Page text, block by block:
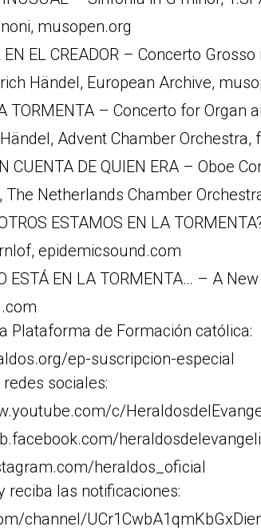
musopen.org
EN EL CREADOR – Concerto
Händel, European Archive,
TORMENTA – Concerto for Organ
Advent Chamber
CUENTA DE QUIEN ERA – Oboe
The Netherlands Chamber
ESTAMOS EN LA
epidemicsound.com
ESTÁ EN LA TORMENTA… – A
Plataforma de Formación católica:
ep-suscripcion-especial
sociales:
c/
heraldos_oficial
reciba las notificaciones:
channel/